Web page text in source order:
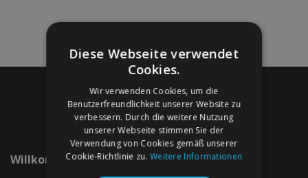
Willkommen Bei VTVauto.at
Diese Webseite verwendet
Cookies.
Wir verwenden Cookies, um die
Benutzerfreundlichkeit unserer Website zu
verbessern. Durch die weitere Nutzung
unserer Webseite stimmen Sie der
Verwendung von Cookies gemäß unserer
Cookie-Richtlinie zu.Weitere Informationen